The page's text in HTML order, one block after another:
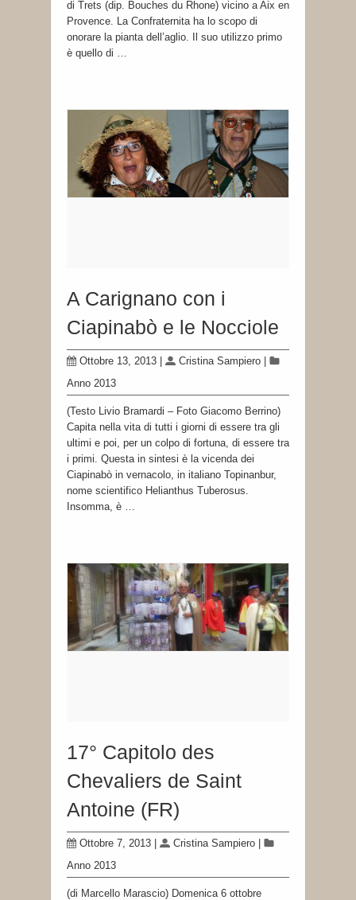
di Trets (dip. Bouches du Rhone) vicino a Aix en
Provence. La Confraternita ha lo scopo di
onorare la pianta dell’aglio. Il suo utilizzo primo
è quello di …
A Carignano con i
Ciapinabò e le Nocciole
Ottobre 13, 2013 Cristina Sampiero
Anno 2013
(Testo Livio Bramardi – Foto Giacomo Berrino)
Capita nella vita di tutti i giorni di essere tra gli
ultimi e poi, per un colpo di fortuna, di essere tra
i primi. Questa in sintesi è la vicenda dei
Ciapinabò in vernacolo, in italiano Topinanbur,
nome scientifico Helianthus Tuberosus.
Insomma, è …
17° Capitolo des
Chevaliers de Saint
Antoine (FR)
Ottobre 7, 2013 Cristina Sampiero
Anno 2013
(di Marcello Marascio) Domenica 6 ottobre